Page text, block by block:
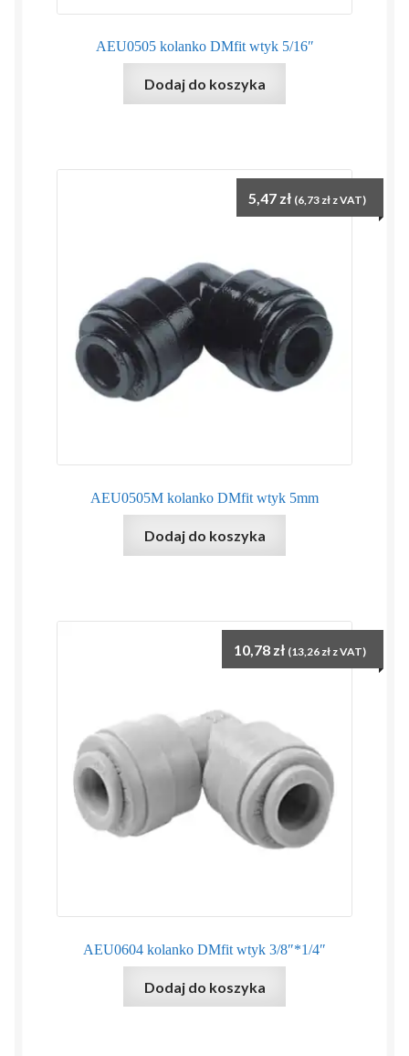
AEU0505 kolanko DMfit wtyk 5/16″
Dodaj do koszyka
AEU0505M kolanko DMfit wtyk 5mm
5,47 zł (6,73 zł z VAT)
Dodaj do koszyka
AEU0604 kolanko DMfit wtyk 3/8″*1/4″
10,78 zł (13,26 zł z VAT)
Dodaj do koszyka